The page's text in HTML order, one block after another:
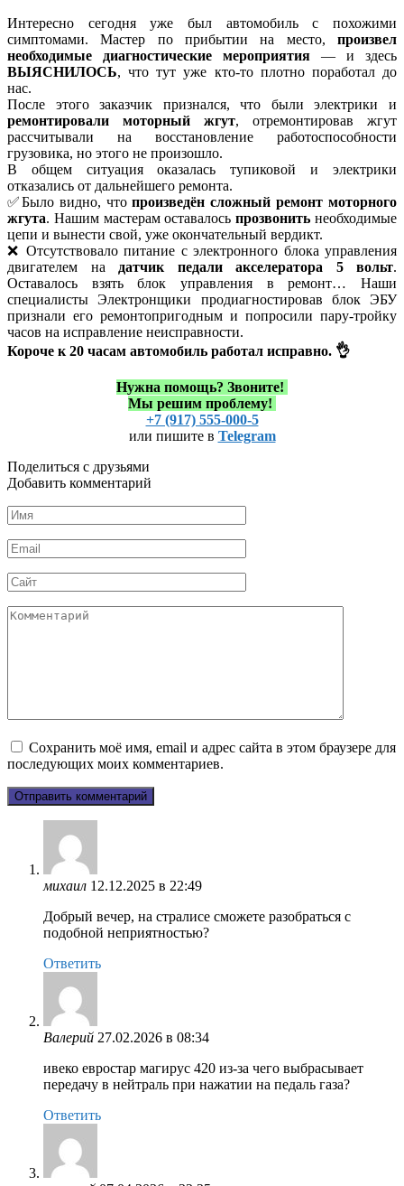
Интересно сегодня уже был автомобиль с похожими
симптомами. Мастер по прибытии на место, произвел
необходимые диагностические мероприятия — и здесь
ВЫЯСНИЛОСЬ, что тут уже кто-то плотно поработал до
нас.
После этого заказчик признался, что были электрики и
ремонтировали моторный жгут, отремонтировав жгут
рассчитывали на восстановление работоспособности
грузовика, но этого не произошло.
В общем ситуация оказалась тупиковой и электрики
отказались от дальнейшего ремонта.
✅Было видно, чтопроизведён сложный ремонт моторного
жгута. Нашим мастерам оставалосьпрозвонить необходимые
цепи и вынести свой, уже окончательный вердикт.
❌ Отсутствовало питание с электронного блока управления
двигателем на датчик педали акселератора 5 вольт.
Оставалось взять блок управления в ремонт… Наши
специалисты Электронщики продиагностировав блок ЭБУ
признали его ремонтопригодным и попросили пару-тройку
часов на исправление неисправности.
Короче к 20 часам автомобиль работал исправно. 👌
Нужна помощь? Звоните!
Мы решим проблему!
+7 (917) 555-000-5
или пишите в Telegram
Поделиться с друзьями
Добавить комментарий
Имя
*
Email
*
Сайт
Комментарий
Сохранить моё имя, email и адрес сайта в этом браузере для
последующих моих комментариев.
михаил 12.12.2025 в 22:49
Добрый вечер, на стралисе сможете разобраться с
подобной неприятностью?
Ответить
Валерий 27.02.2026 в 08:34
ивеко евростар магирус 420 из-за чего выбрасывает
передачу в нейтраль при нажатии на педаль газа?
Ответить